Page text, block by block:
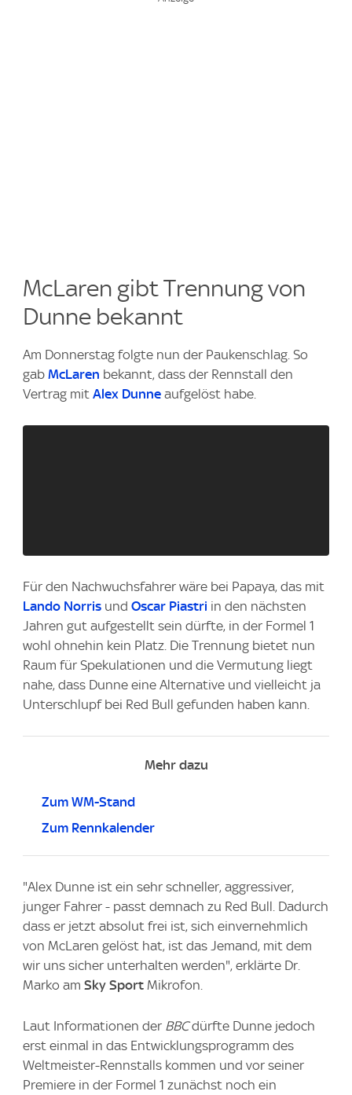
McLaren gibt Trennung von
Dunne bekannt
Am Donnerstag folgte nun der Paukenschlag. So
gab McLaren bekannt, dass der Rennstall den
Vertrag mit Alex Dunne aufgelöst habe.
Für den Nachwuchsfahrer wäre bei Papaya, das mit
Lando Norris und Oscar Piastri in den nächsten
Jahren gut aufgestellt sein dürfte, in der Formel 1
wohl ohnehin kein Platz. Die Trennung bietet nun
Raum für Spekulationen und die Vermutung liegt
nahe, dass Dunne eine Alternative und vielleicht ja
Unterschlupf bei Red Bull gefunden haben kann.
Mehr dazu
Zum WM-Stand
Zum Rennkalender
"Alex Dunne ist ein sehr schneller, aggressiver,
junger Fahrer - passt demnach zu Red Bull. Dadurch
dass er jetzt absolut frei ist, sich einvernehmlich
von McLaren gelöst hat, ist das Jemand, mit dem
wir uns sicher unterhalten werden", erklärte Dr.
Marko am Sky Sport Mikrofon.
Laut Informationen der BBCdürfte Dunne jedoch
erst einmal in das Entwicklungsprogramm des
Weltmeister-Rennstalls kommen und vor seiner
Premiere in der Formel 1 zunächst noch ein